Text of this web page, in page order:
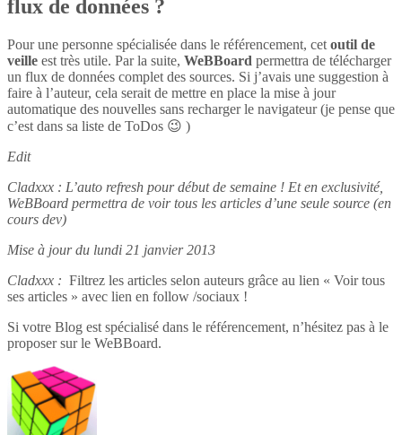
flux de données ?
Pour une personne spécialisée dans le référencement, cet outil de
veille est très utile. Par la suite, WeBBoard permettra de télécharger
un flux de données complet des sources. Si j’avais une suggestion à
faire à l’auteur, cela serait de mettre en place la mise à jour
automatique des nouvelles sans recharger le navigateur (je pense que
c’est dans sa liste de ToDos 😉 )
Edit
Cladxxx : L’auto refresh pour début de semaine ! Et en exclusivité,
WeBBoard permettra de voir tous les articles d’une seule source (en
cours dev)
Mise à jour du lundi 21 janvier 2013
Cladxxx : Filtrez les articles selon auteurs grâce au lien « Voir tous
ses articles » avec lien en follow /sociaux !
Si votre Blog est spécialisé dans le référencement, n’hésitez pas à le
proposer sur le WeBBoard.